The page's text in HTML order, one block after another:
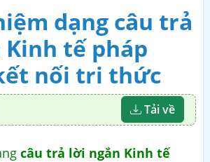
dạng câu trả
tế pháp
nối tri thức
Tải về
câu trả lời ngắn Kinh tế